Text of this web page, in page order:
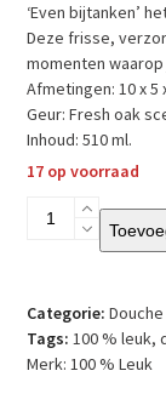
‘Even bijtanken’
Deze frisse,
momenten
Afmetingen: 10 x 5
Geur: Fresh oak
Inhoud: 510 ml.
17 op voorraad
100
Douchegel
-
Even
Categorie: Douche
Tags: 100 % leuk,
Merk:100 % Leuk